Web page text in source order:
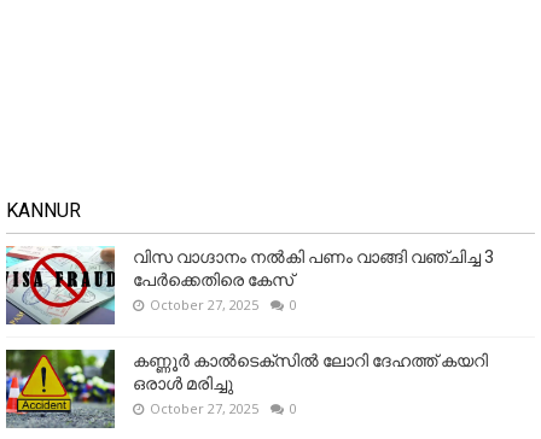
KANNUR
വിസ വാഗ്ദാനം നൽകി പണം വാങ്ങി വഞ്ചിച്ച 3
പേർക്കെതിരെ കേസ്
October 27, 2025 0
കണ്ണൂര്‍ കാല്‍ടെക്‌സില്‍ ലോറി ദേഹത്ത് കയറി
ഒരാള്‍ മരിച്ചു
October 27, 2025 0